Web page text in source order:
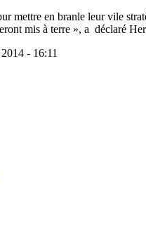
mettre en branle leur vile
mis à terre », a déclaré
- 16:11